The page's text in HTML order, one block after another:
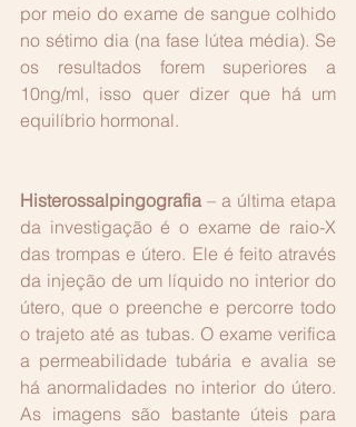
por meio do exame de sangue colhido
no sétimo dia (na fase lútea média). Se
os resultados forem superiores a
10ng/ml, isso quer dizer que há um
equilíbrio hormonal.
Histerossalpingografia – a última etapa
da investigação é o exame de raio-X
das trompas e útero. Ele é feito através
da injeção de um líquido no interior do
útero, que o preenche e percorre todo
o trajeto até as tubas. O exame verifica
a permeabilidade tubária e avalia se
há anormalidades no interior do útero.
As imagens são bastante úteis para